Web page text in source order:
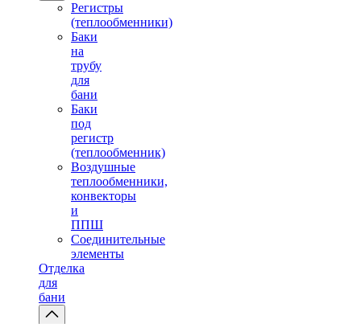
Регистры
(теплообменники)
Баки
на
трубу
для
бани
Баки
под
регистр
(теплообменник)
Воздушные
теплообменники,
конвекторы
и
ППШ
Соединительные
элементы
Отделка
для
бани